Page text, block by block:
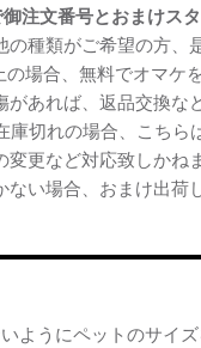
注文番号とおまけス
種類がご希望の方、
場合、無料でオマ
あれば、返品交換な
切れの場合、こちら
更など対応致しかねま
い場合、おまけ出荷
ようにペットのサイズ